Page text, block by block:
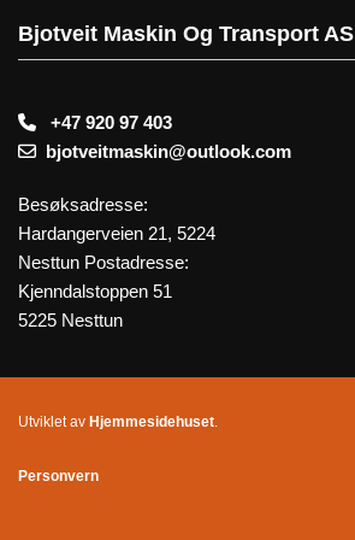
Bjotveit Maskin Og Transport AS
 +47 920 97 403
 bjotveitmaskin@outlook.com
Besøksadresse:
Hardangerveien 21, 5224
Nesttun Postadresse:
Kjenndalstoppen 51
5225 Nesttun
Utviklet av Hjemmesidehuset
Personvern